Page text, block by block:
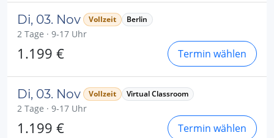
Di, 03. Nov Vollzeit Berlin
2 Tage · 9-17 Uhr
1.199 € Termin wählen
Di, 03. Nov Vollzeit Virtual Classroom
2 Tage · 9-17 Uhr
1.199 € Termin wählen